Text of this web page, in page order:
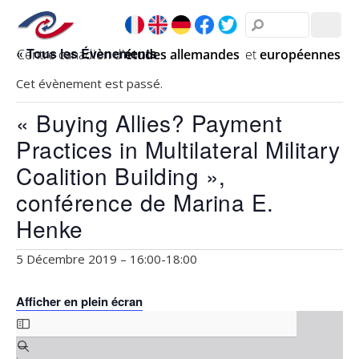
« Tous les Évènements
Cet évènement est passé.
« Buying Allies? Payment
Practices in Multilateral Military
Coalition Building »,
conférence de Marina E.
Henke
5 Décembre 2019 – 16:00-18:00
Afficher en plein écran
Skip
to